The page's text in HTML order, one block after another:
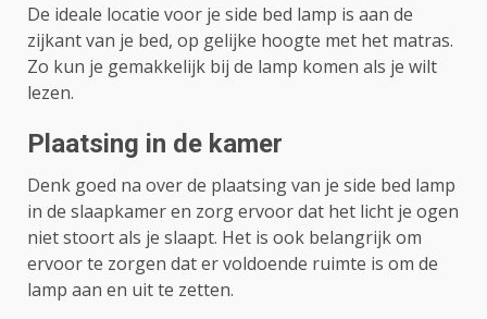
De ideale locatie voor je side bed lamp is aan de
zijkant van je bed, op gelijke hoogte met het matras.
Zo kun je gemakkelijk bij de lamp komen als je wilt
lezen.
Plaatsing in de kamer
Denk goed na over de plaatsing van je side bed lamp
in de slaapkamer en zorg ervoor dat het licht je ogen
niet stoort als je slaapt. Het is ook belangrijk om
ervoor te zorgen dat er voldoende ruimte is om de
lamp aan en uit te zetten.